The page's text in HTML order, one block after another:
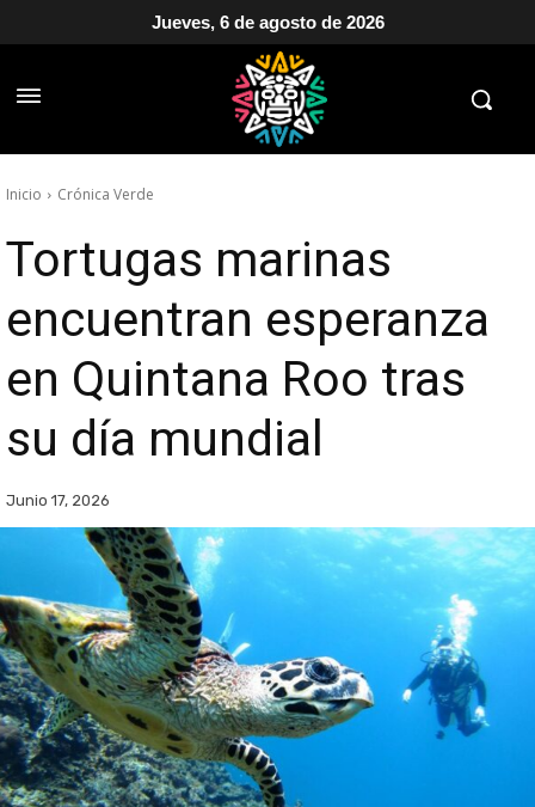
Jueves, 6 de agosto de 2026
Inicio Crónica Verde
Tortugas marinas
encuentran esperanza
en Quintana Roo tras
su día mundial
Junio 17, 2026